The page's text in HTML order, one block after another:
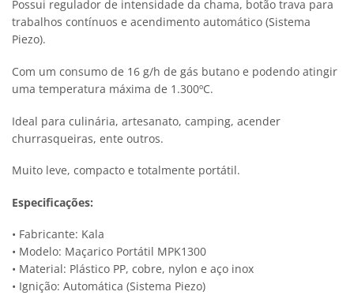
Possui regulador de intensidade da chama, botão trava para
trabalhos contínuos e acendimento automático (Sistema
Piezo).
Com um consumo de 16 g/h de gás butano e podendo atingir
uma temperatura máxima de 1.300ºC.
Ideal para culinária, artesanato, camping, acender
churrasqueiras, ente outros.
Muito leve, compacto e totalmente portátil.
Especificações:
• Fabricante: Kala
• Modelo: Maçarico Portátil MPK1300
• Material: Plástico PP, cobre, nylon e aço inox
• Ignição: Automática (Sistema Piezo)